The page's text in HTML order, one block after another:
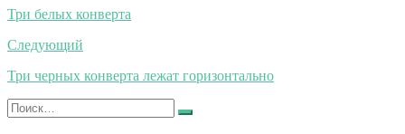
по
записям
Три белых конверта
Следующий
Три черных конверта лежат горизонтально
Искать:
Найти